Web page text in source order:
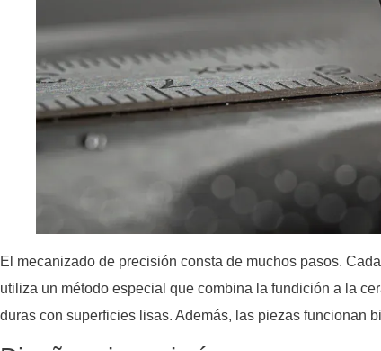
El mecanizado de precisión consta de muchos pasos.
utiliza un método especial que combina la fundición a la
duras con superficies lisas. Además, las piezas funcionan